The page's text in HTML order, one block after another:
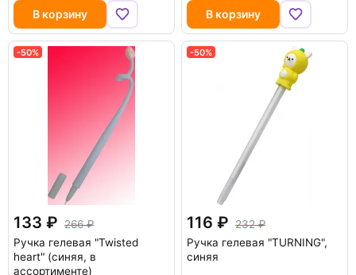
В корзину В корзину
-50%
133
266
Ручка гелевая "Twisted
heart" (синяя, в
ассортименте)
-50%
116
232
Ручка гелевая "TURNING",
синяя